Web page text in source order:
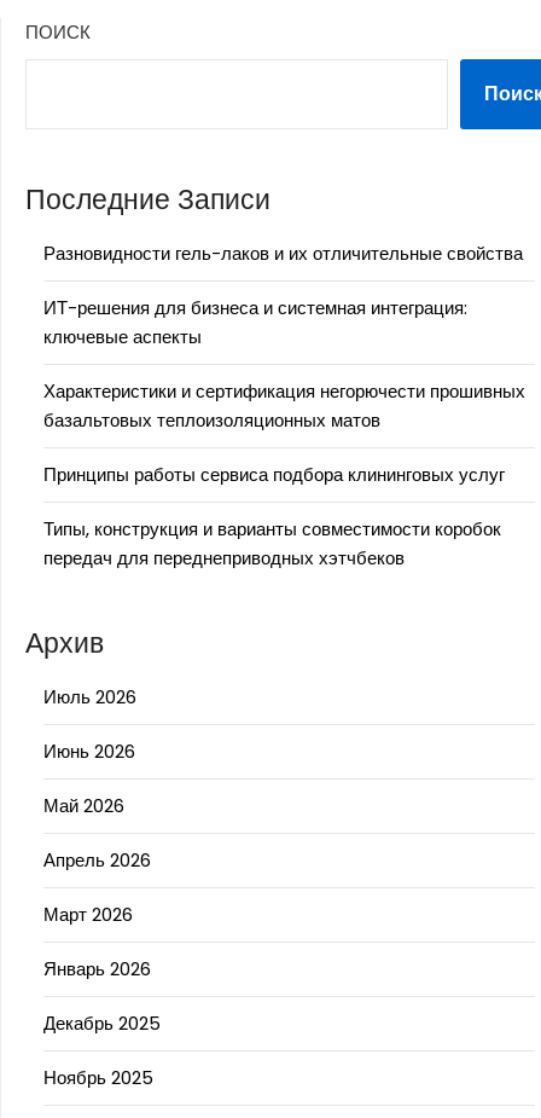
ПОИСК
Последние Записи
Разновидности гель-лаков и их отличительные свойства
ИТ-решения для бизнеса и системная интеграция:
ключевые аспекты
Характеристики и сертификация негорючести прошивных
базальтовых теплоизоляционных матов
Принципы работы сервиса подбора клининговых услуг
Типы, конструкция и варианты совместимости коробок
передач для переднеприводных хэтчбеков
Архив
Июль 2026
Июнь 2026
Май 2026
Апрель 2026
Март 2026
Январь 2026
Декабрь 2025
Ноябрь 2025